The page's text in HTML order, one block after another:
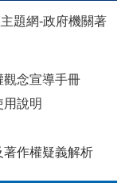
題網-政府機關著
觀念宣導手冊
說明
作權疑義解析